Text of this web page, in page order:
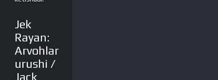
Jek
Rayan:
Arvohlar
urushi /
Jack